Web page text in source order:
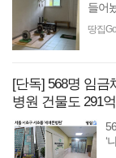
동)
들어놨습니다;;” 최
다.
땅집Go
[단독] 568명 임
병원 건물도 291
‘